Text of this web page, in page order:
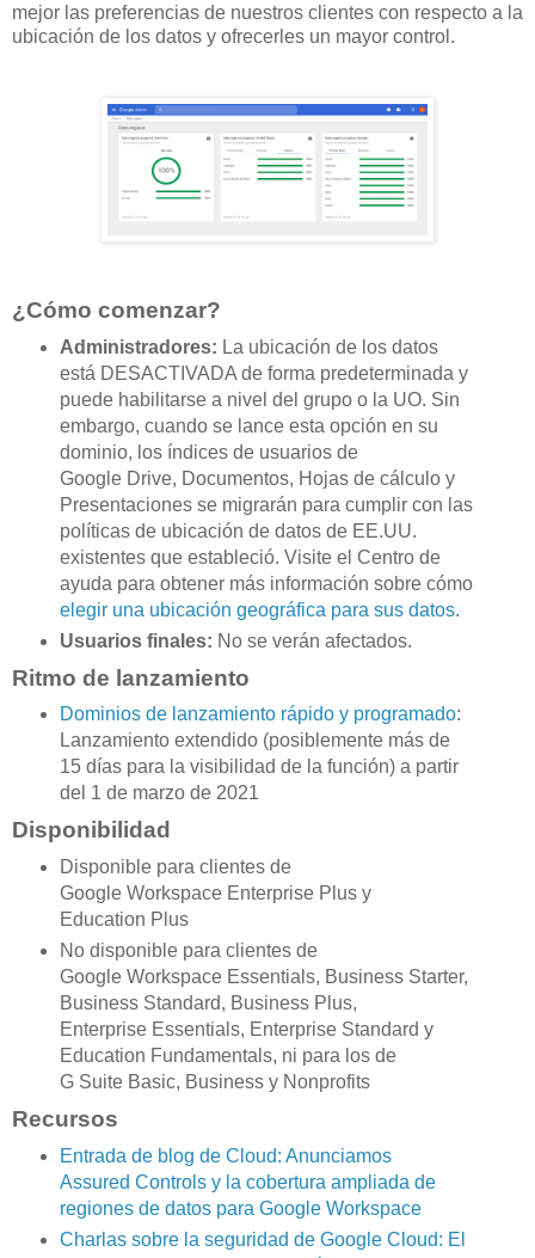
mejor las preferencias de nuestros clientes con respecto a la
ubicación de los datos y ofrecerles un mayor control.
¿Cómo comenzar?
Administradores: La ubicación de los datos
está DESACTIVADA de forma predeterminada y
puede habilitarse a nivel del grupo o la UO. Sin
embargo, cuando se lance esta opción en su
dominio, los índices de usuarios de
Google Drive, Documentos, Hojas de cálculo y
Presentaciones se migrarán para cumplir con las
políticas de ubicación de datos de EE.UU.
existentes que estableció. Visite el Centro de
ayuda para obtener más información sobre cómo
elegir una ubicación geográfica para sus datos.
Usuarios finales: No se verán afectados.
Ritmo de lanzamiento
Dominios de lanzamiento rápido y programado:
Lanzamiento extendido (posiblemente más de
15 días para la visibilidad de la función) a partir
del 1 de marzo de 2021
Disponibilidad
Disponible para clientes de
Google Workspace Enterprise Plus y
Education Plus
No disponible para clientes de
Google Workspace Essentials, Business Starter,
Business Standard, Business Plus,
Enterprise Essentials, Enterprise Standard y
Education Fundamentals, ni para los de
G Suite Basic, Business y Nonprofits
Recursos
Entrada de blog de Cloud: Anunciamos
Assured Controls y la cobertura ampliada de
regiones de datos para Google Workspace
Charlas sobre la seguridad de Google Cloud: El